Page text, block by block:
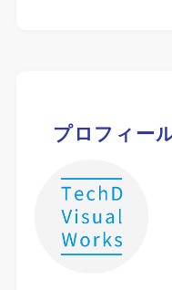
プロフィー